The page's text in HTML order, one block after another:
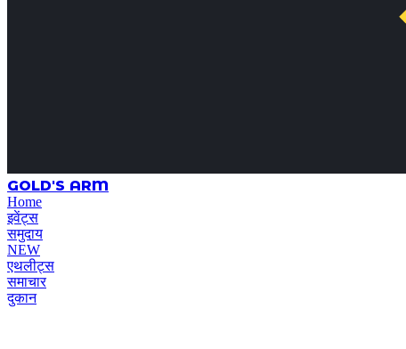
GOLD'S ARM
Home
इवेंट्स
समुदाय
NEW
एथलीट्स
समाचार
दुकान